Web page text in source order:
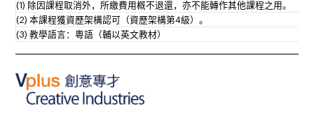
(1) 除因課程取消外，所繳費用概不退還，亦不能轉作其他課程之用。
(2) 本課程獲資歷架構認可（資歷架構第4級）。
(3) 教學語言：粵語（輔以英文教材）